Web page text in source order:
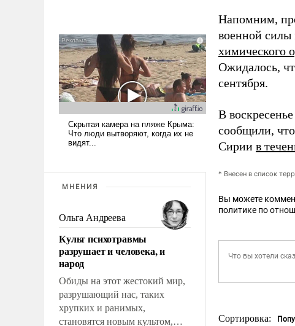
МНЕНИЯ
Ольга Андреева
Культ психотравмы
разрушает и человека, и
народ
Обиды на этот жестокий мир,
разрушающий нас, таких
хрупких и ранимых,
становятся новым культом,
Напомним,
военной
химического
Ожидалось,
сентября.
В
сообщили,
Сирии в
* Внесен в список
Вы можете
политике по
Сортировка: